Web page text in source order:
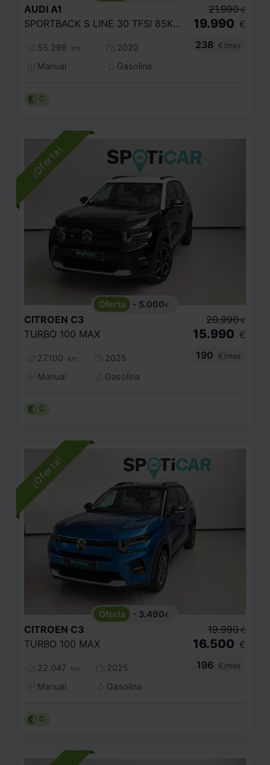
AUDI A1
SPORTBACK S LINE 30 TFSI 85KW (116CV)
55.296 km
2020
Manual
Gasolina
21.990 €
19.990 €
238
€/mes
C
- 5.000€
CITROEN C3
TURBO 100 MAX
27.100 km
2025
Manual
Gasolina
20.990 €
15.990 €
190
€/mes
C
- 3.490€
CITROEN C3
TURBO 100 MAX
22.047 km
2025
Manual
Gasolina
19.990 €
16.500 €
196
€/mes
C